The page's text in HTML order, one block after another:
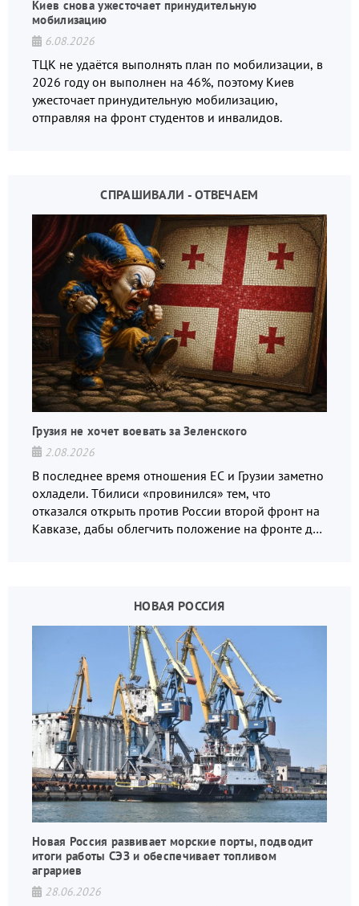
Киев снова ужесточает принудительную
мобилизацию
6.08.2026
ТЦК не удаётся выполнять план по мобилизации, в
2026 году он выполнен на 46%, поэтому Киев
ужесточает принудительную мобилизацию,
отправляя на фронт студентов и инвалидов.
СПРАШИВАЛИ - ОТВЕЧАЕМ
Грузия не хочет воевать за Зеленского
2.08.2026
В последнее время отношения ЕС и Грузии заметно
охладели. Тбилиси «провинился» тем, что
отказался открыть против России второй фронт на
Кавказе, дабы облегчить положение на фронте для
НОВАЯ РОССИЯ
Новая Россия развивает морские порты, подводит
итоги работы СЭЗ и обеспечивает топливом
аграриев
28.06.2026